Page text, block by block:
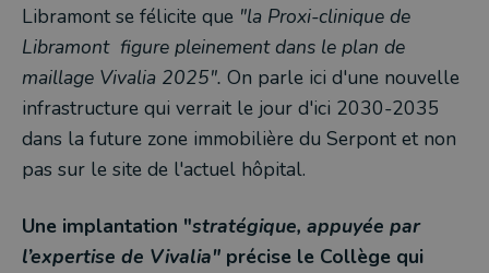
Libramont se félicite que "la Proxi-clinique de
Libramont figure pleinement dans le plan de
maillage Vivalia 2025". On parle ici d'une nouvelle
infrastructure qui verrait le jour d'ici 2030-2035
dans la future zone immobilière du Serpont et non
pas sur le site de l'actuel hôpital.
Une implantation "stratégique, appuyée par
l’expertise de Vivalia" précise le Collège qui